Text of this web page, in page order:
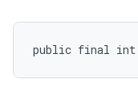
public final int